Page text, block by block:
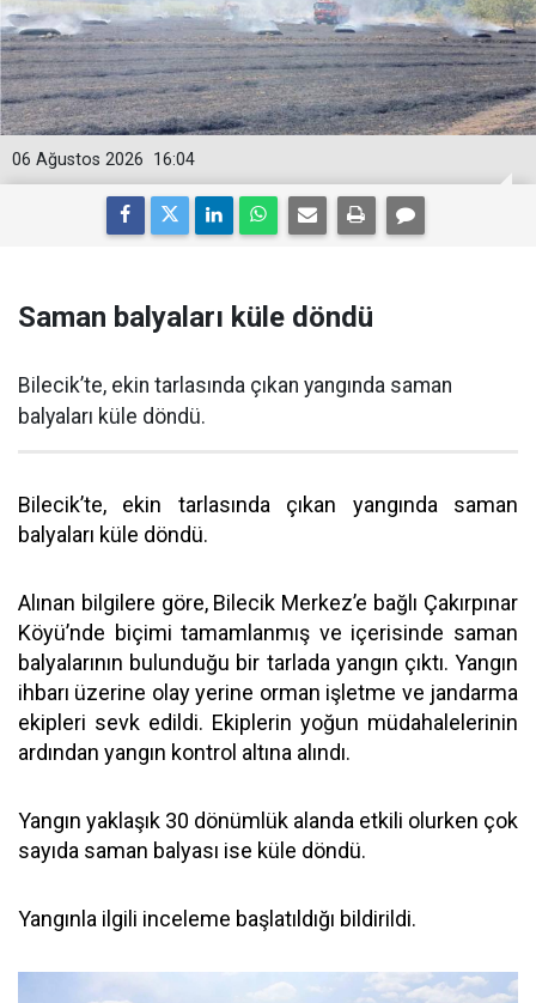
16:04
06 Ağustos 2026
Saman balyaları küle döndü
Bilecik’te, ekin tarlasında çıkan yangında saman
balyaları küle döndü.
Bilecik’te, ekin tarlasında çıkan yangında saman
balyaları küle döndü.
Alınan bilgilere göre, Bilecik Merkez’e bağlı Çakırpınar
Köyü’nde biçimi tamamlanmış ve içerisinde saman
balyalarının bulunduğu bir tarlada yangın çıktı. Yangın
ihbarı üzerine olay yerine orman işletme ve jandarma
ekipleri sevk edildi. Ekiplerin yoğun müdahalelerinin
ardından yangın kontrol altına alındı.
Yangın yaklaşık 30 dönümlük alanda etkili olurken çok
sayıda saman balyası ise küle döndü.
Yangınla ilgili inceleme başlatıldığı bildirildi.